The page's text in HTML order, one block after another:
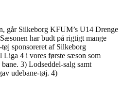
går Silkeborg KFUM’s U14 Drenge
har budt på rigtigt mange
sponsoreret af Silkeborg
4 i vores første sæson som
3) Lodseddel-salg samt
udebane-tøj. 4)